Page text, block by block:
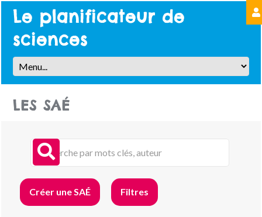
Le planificateur de
sciences
LES SAÉ
Créer une SAÉ Filtres